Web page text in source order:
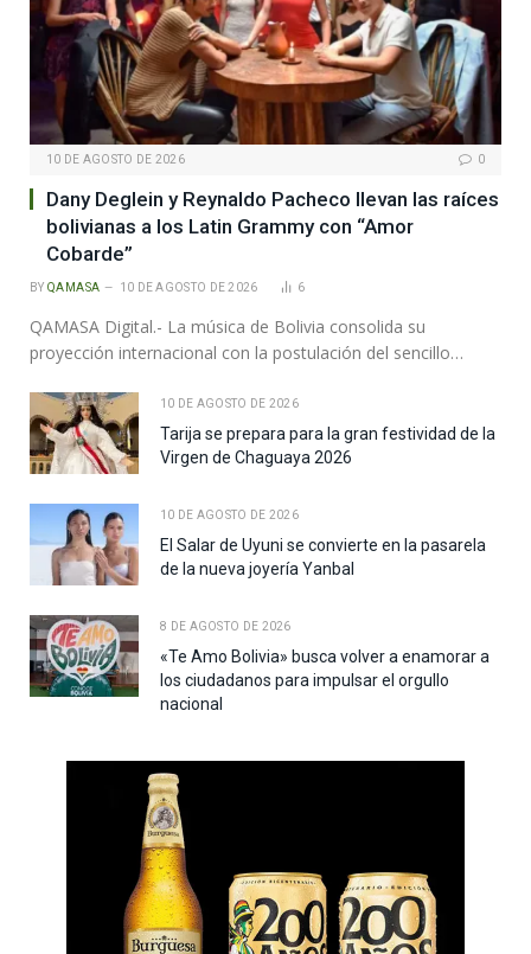
10 DE AGOSTO DE 2026 0
Dany Deglein y Reynaldo Pacheco llevan las raíces
bolivianas a los Latin Grammy con “Amor
Cobarde”
BY QAMASA 10 DE AGOSTO DE 2026 6
QAMASA Digital.- La música de Bolivia consolida su
proyección internacional con la postulación del sencillo…
10 DE AGOSTO DE 2026
Tarija se prepara para la gran festividad de la
Virgen de Chaguaya 2026
10 DE AGOSTO DE 2026
El Salar de Uyuni se convierte en la pasarela
de la nueva joyería Yanbal
8 DE AGOSTO DE 2026
«Te Amo Bolivia» busca volver a enamorar a
los ciudadanos para impulsar el orgullo
nacional